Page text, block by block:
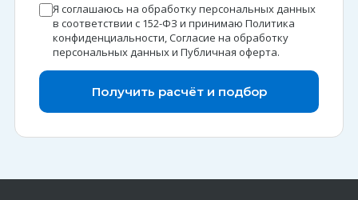
Я соглашаюсь на обработку персональных данных
в соответствии с 152-ФЗ и принимаю Политика
конфиденциальности,Согласие на обработку
персональных данныхи Публичная оферта.
Получить расчёт и подбор